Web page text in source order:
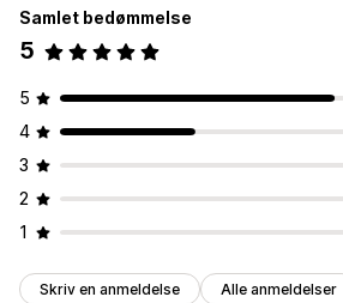
Samlet bedømmelse
5
5
4
3
2
1
Skriv en anmeldelse Alle anmeldelser